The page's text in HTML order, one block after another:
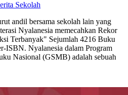
Sekolah
andil bersama sekolah lain yang
Nyalanesia memecahkan Rekor
Terbanyak" Sejumlah 4216 Buku
ISBN. Nyalanesia dalam Program
Nasional (GSMB) adalah sebuah